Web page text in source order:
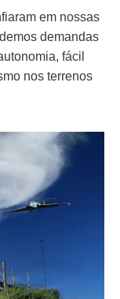
em nossas
demandas
fácil
nos terrenos